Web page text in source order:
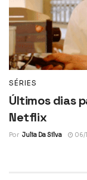
SÉRIES
Últimos dias
Netflix
Por Julia Da Silva 06/